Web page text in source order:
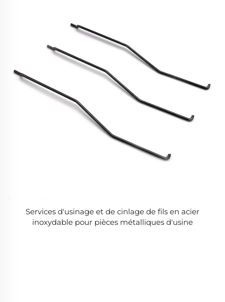
Services d'usinage et de cinlage de fils en acier
inoxydable pour pièces métalliques d'usine